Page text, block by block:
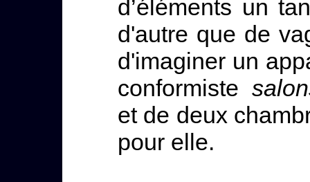
d’éléments un
d'autre que de
d'imaginer un
conformiste
et de deux
pour elle.